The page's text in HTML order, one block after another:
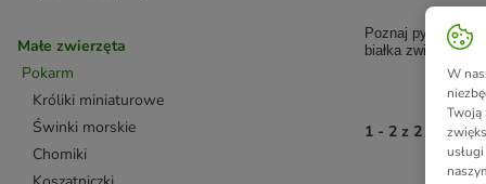
Małe zwierzęta
Pokarm
Króliki miniaturowe
Świnki morskie
Chomiki
Poznaj pyszną
białka
1 - 2 z 2
W
Twoją